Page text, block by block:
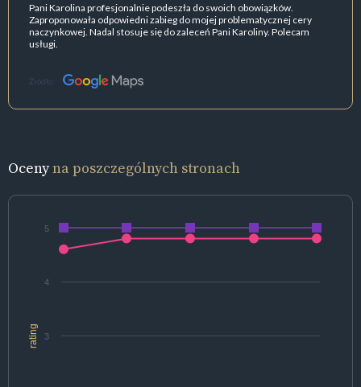
Pani Karolina profesjonalnie podeszła do swoich obowiązków.
Zaproponowała odpowiedni zabieg do mojej problematycznej cery
naczynkowej. Nadal stosuje się do zaleceń Pani Karoliny. Polecam
usługi.
Źródło:
Ocenyna poszczególnych stronach
rating 3
4
5